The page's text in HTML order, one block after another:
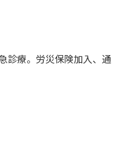
診療。労災保険加入、通